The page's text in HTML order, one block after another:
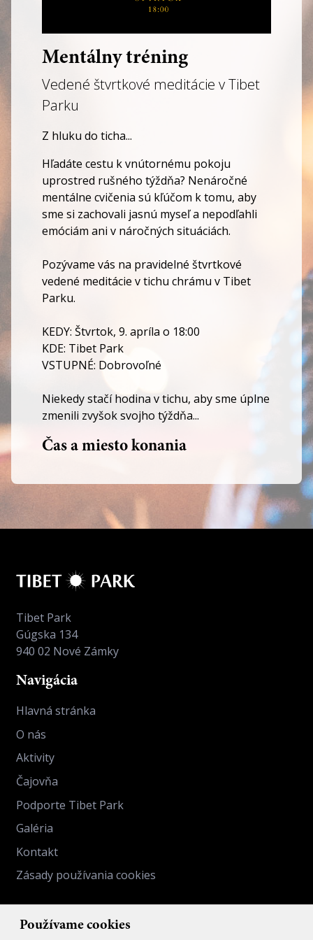
Mentálny tréning
Vedené štvrtkové meditácie v Tibet
Parku
Z hluku do ticha...
Hľadáte cestu k vnútornému pokoju
uprostred rušného týždňa? Nenáročné
mentálne cvičenia sú kľúčom k tomu, aby
sme si zachovali jasnú myseľ a nepodľahli
emóciám ani v náročných situáciách.
Pozývame vás na pravidelné štvrtkové
vedené meditácie v tichu chrámu v Tibet
Parku.
KEDY: Štvrtok, 9. apríla o 18:00
KDE: Tibet Park
VSTUPNÉ: Dobrovoľné
Niekedy stačí hodina v tichu, aby sme úplne
zmenili zvyšok svojho týždňa...
Čas a miesto konania
Používame cookies
Tibet Park
Gúgska 134
940 02 Nové Zámky
Navigácia
Hlavná stránka
O nás
Aktivity
Čajovňa
Podporte Tibet Park
Galéria
Kontakt
Zásady používania cookies
Kontakt